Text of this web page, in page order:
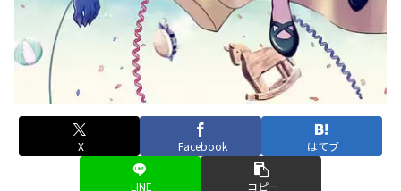
X Facebook はてブ
LINE コピー